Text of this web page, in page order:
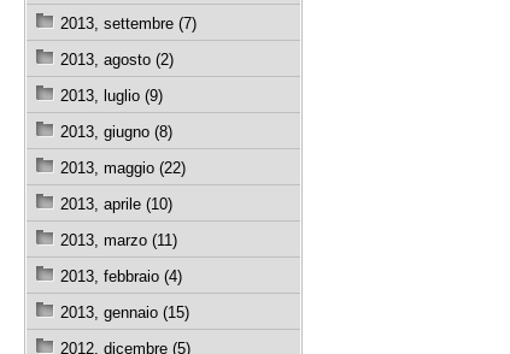
2013, settembre (7)
2013, agosto (2)
2013, luglio (9)
2013, giugno (8)
2013, maggio (22)
2013, aprile (10)
2013, marzo (11)
2013, febbraio (4)
2013, gennaio (15)
2012, dicembre (5)